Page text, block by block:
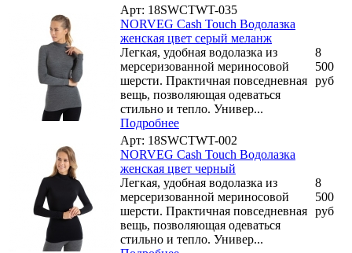
Арт: 18SWCTWT-035
NORVEG Cash Touch Водолазка
женская цвет серый меланж
Легкая, удобная водолазка из
мерсеризованной мериносовой
шерсти. Практичная повседневная
вещь, позволяющая одеваться
стильно и тепло. Универ...
Подробнее
8
500
руб
Арт: 18SWCTWT-002
NORVEG Cash Touch Водолазка
женская цвет черный
Легкая, удобная водолазка из
мерсеризованной мериносовой
шерсти. Практичная повседневная
вещь, позволяющая одеваться
стильно и тепло. Универ...
8
500
руб